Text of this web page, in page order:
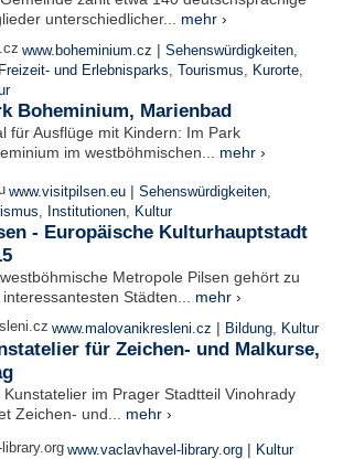
unterschiedlicher... mehr ›
www.boheminium.cz | Sehenswürdigkeiten,
Freizeit- und Erlebnisparks, Tourismus, Kurorte,
Boheminium, Marienbad
für Ausflüge mit Kindern: Im Park
im westböhmischen... mehr ›
www.visitpilsen.eu | Sehenswürdigkeiten,
, Institutionen, Kultur
- Europäische Kulturhauptstadt
Metropole Pilsen gehört zu
Städten... mehr ›
www.malovanikresleni.cz | Bildung, Kultur
für Zeichen- und Malkurse,
Kunstatelier im Prager Stadtteil Vinohrady
Zeichen- und... mehr ›
www.vaclavhavel-library.org | Kultur